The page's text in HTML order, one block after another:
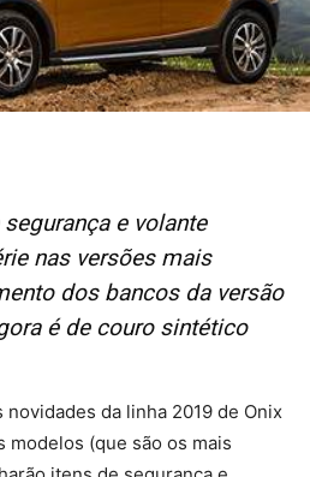
e volante
nas versões mais
dos bancos da versão
é de couro sintético
da linha 2019 de Onix
modelos (que são os mais